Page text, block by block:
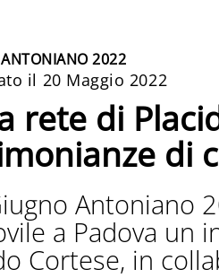
2022
il 20 Maggio 2022
rete di
di
Antoniano
a Padova un
Cortese, in